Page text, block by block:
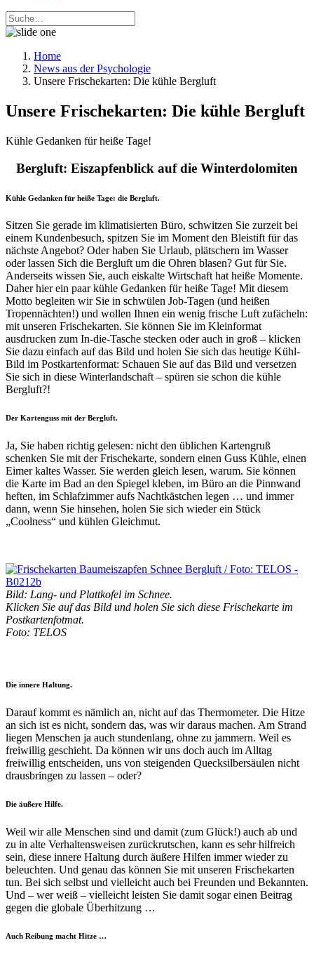
Home
News aus der Psychologie
Unsere Frischekarten: Die kühle Bergluft
Unsere Frischekarten: Die kühle Bergluft
Kühle Gedanken für heiße Tage!
Bergluft: Eiszapfenblick auf die Winterdolomiten
Kühle Gedanken für heiße Tage: die Bergluft.
Sitzen Sie gerade im klimatisierten Büro, schwitzen Sie zurzeit bei
einem Kundenbesuch, spitzen Sie im Moment den Bleistift für das
nächste Angebot? Oder haben Sie Urlaub, plätschern im Wasser
oder lassen Sich die Bergluft um die Ohren blasen? Gut für Sie.
Anderseits wissen Sie, auch eiskalte Wirtschaft hat heiße Momente.
Daher hier ein paar kühle Gedanken für heiße Tage! Mit diesem
Motto begleiten wir Sie in schwülen Job-Tagen (und heißen
Tropennächten!) und wollen Ihnen ein wenig frische Luft zufächeln:
mit unseren Frischekarten. Sie können Sie im Kleinformat
ausdrucken zum In-die-Tasche stecken oder auch in groß – klicken
Sie dazu einfach auf das Bild und holen Sie sich das heutige Kühl-
Bild im Postkartenformat: Schauen Sie auf das Bild und versetzen
Sie sich in diese Winterlandschaft – spüren sie schon die kühle
Bergluft?!
Der Kartenguss mit der Bergluft.
Ja, Sie haben richtig gelesen: nicht den üblichen Kartengruß
schenken Sie mit der Frischekarte, sondern einen Guss Kühle, einen
Eimer kaltes Wasser. Sie werden gleich lesen, warum. Sie können
die Karte im Bad an den Spiegel kleben, im Büro an die Pinnwand
heften, im Schlafzimmer aufs Nachtkästchen legen … und immer
dann, wenn Sie hinsehen, holen Sie sich wieder ein Stück
„Coolness“ und kühlen Gleichmut.
Bild: Lang- und Plattkofel im Schnee.
Klicken Sie auf das Bild und holen Sie sich diese Frischekarte im
Postkartenfotmat.
Foto: TELOS
Die innere Haltung.
Darauf kommt es nämlich an, nicht auf das Thermometer. Die Hitze
an sich ist es nicht, sondern das, was wir daraus machen. Am Strand
liegen Menschen ja auch stundenlang, ohne zu jammern. Weil es
freiwillig geschieht. Da können wir uns doch auch im Alltag
freiwillig entscheiden, uns von steigenden Quecksilbersäulen nicht
drausbringen zu lassen – oder?
Die äußere Hilfe.
Weil wir alle Menschen sind und damit (zum Glück!) auch ab und
zu in alte Verhaltensweisen zurückrutschen, kann es sehr hilfreich
sein, diese innere Haltung durch äußere Hilfen immer wieder zu
beleuchten. Und genau das können Sie mit unseren Frischekarten
tun. Bei sich selbst und vielleicht auch bei Freunden und Bekannten.
Und – wer weiß – vielleicht leisten Sie damit sogar einen Beitrag
gegen die globale Überhitzung …
Auch Reibung macht Hitze …